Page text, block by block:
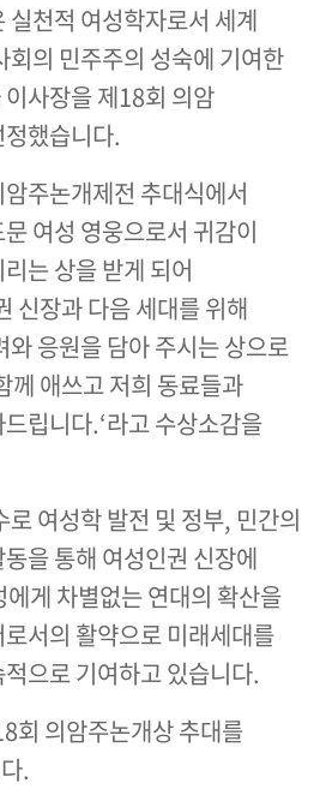
실천적 여성학자로서 세계
회의 민주주의 성숙에 기여한
사장을 제18회 의암
했습니다.
주논개제전 추대식에서
여성 영웅으로서 귀감이
는 상을 받게 되어
신장과 다음 세대를 위해
와 응원을 담아 주시는 상으로
께 애쓰고 저희 동료들과
립니다.‘라고 수상소감을
여성학 발전 및 정부, 민간의
을 통해 여성인권 신장에
게 차별없는 연대의 확산을
서의 활약으로 미래세대를
으로 기여하고 있습니다.
회 의암주논개상 추대를
.